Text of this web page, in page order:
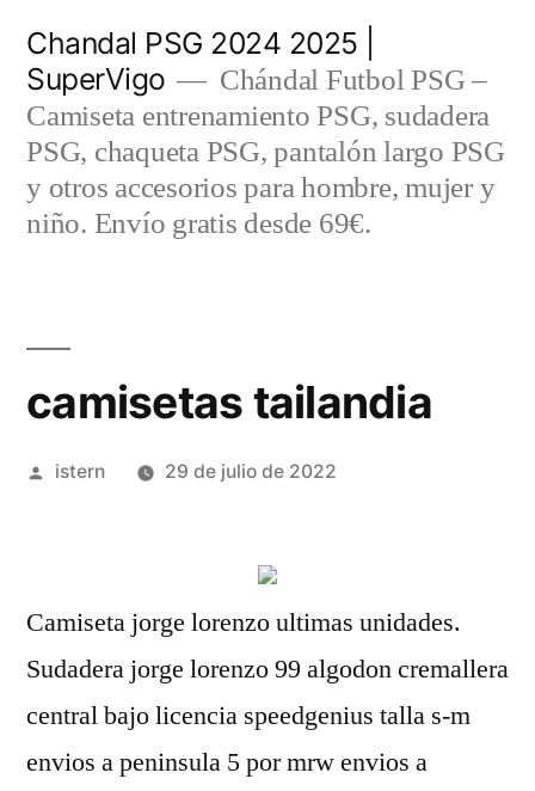
contenido
Chandal PSG 2024 2025 |
SuperVigo
Chándal Futbol PSG –
Camiseta entrenamiento PSG, sudadera
PSG, chaqueta PSG, pantalón largo PSG
y otros accesorios para hombre, mujer y
niño. Envío gratis desde 69€.
camisetas tailandia
Publicado
istern 29 de julio de 2022
Camiseta jorge lorenzo ultimas unidades.
Sudadera jorge lorenzo 99 algodon cremallera
central bajo licencia speedgenius talla s-m
envios a peninsula 5 por mrw envios a